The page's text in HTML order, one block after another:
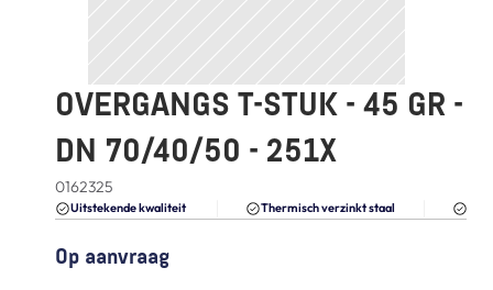
FAQ
Blogs
OVERGANGS T-STUK - 45 GR -
DN 70/40/50 - 251X
0162325
Uitstekende kwaliteit Thermisch verzinkt staal
Op aanvraag